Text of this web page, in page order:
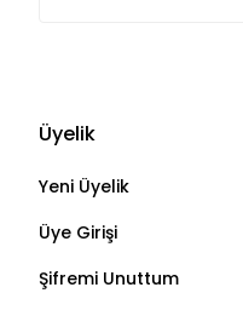
Üyelik
Yeni Üyelik
Üye Girişi
Şifremi Unuttum